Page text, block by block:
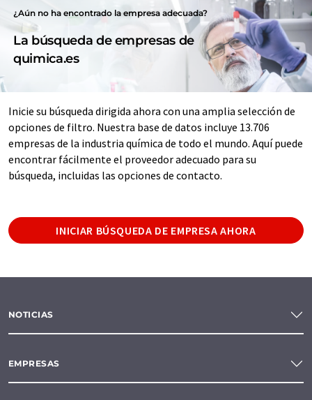
¿Aún no ha encontrado la empresa adecuada?
La búsqueda de empresas de
quimica.es
Inicie su búsqueda dirigida ahora con una amplia selección de
opciones de filtro. Nuestra base de datos incluye 13.706
empresas de la industria química de todo el mundo. Aquí puede
encontrar fácilmente el proveedor adecuado para su
búsqueda, incluidas las opciones de contacto.
INICIAR BÚSQUEDA DE EMPRESA AHORA
NOTICIAS
EMPRESAS